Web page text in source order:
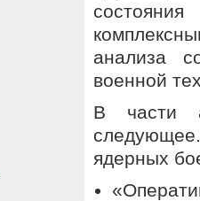
анализа
военной
В части
ядерных